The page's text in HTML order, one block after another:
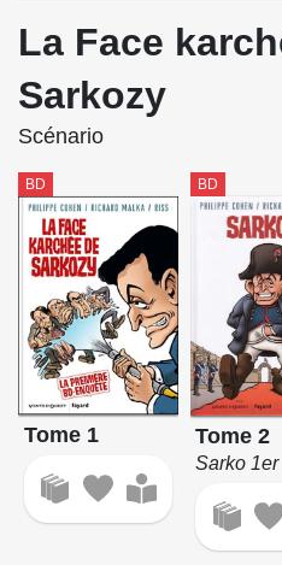
La Face
Sarkozy
Scénario
BD
Tome 1
BD
Tome 2
Sarko 1er